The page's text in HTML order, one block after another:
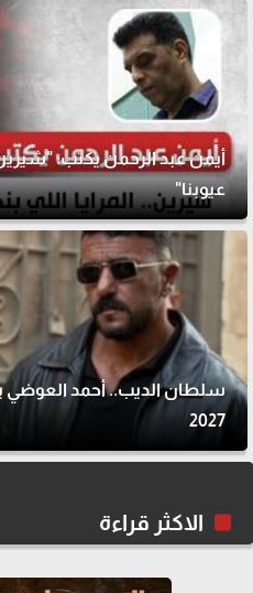
أيمن عبد الرحمن يكتب:
عيوبنا"
سلطان الديب.. أحمد
2027
الاكثر قراءة